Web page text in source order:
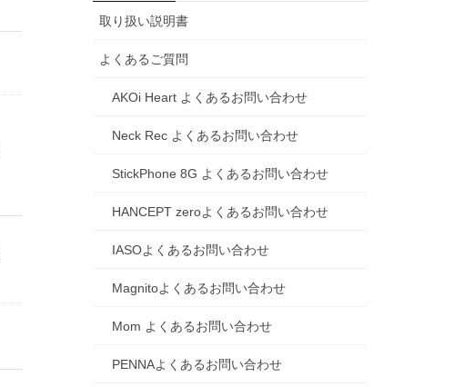
取り扱い説明書
よくあるご質問
AKOi Heart よくあるお問い合わせ
Neck Rec よくあるお問い合わせ
StickPhone 8G よくあるお問い合わせ
HANCEPT zeroよくあるお問い合わせ
IASOよくあるお問い合わせ
Magnitoよくあるお問い合わせ
Mom よくあるお問い合わせ
PENNAよくあるお問い合わせ